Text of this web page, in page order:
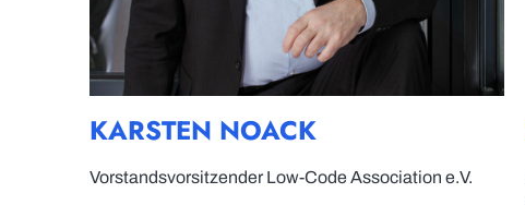
KARSTEN NOACK
Vorstandsvorsitzender Low-Code Association e.V.